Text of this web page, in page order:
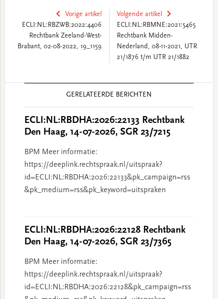
Vorige artikel
ECLI:NL:RBZWB:2022:4406
Rechtbank Zeeland-West-
Brabant, 02-08-2022, 19_1159
Volgende artikel
ECLI:NL:RBMNE:2021:5465
Rechtbank Midden-
Nederland, 08-11-2021, UTR
21/1876 t/m UTR 21/1882
GERELATEERDE BERICHTEN
ECLI:NL:RBDHA:2026:22133 Rechtbank
Den Haag, 14-07-2026, SGR 23/7215
BPM Meer informatie:
https://deeplink.rechtspraak.nl/uitspraak?
id=ECLI:NL:RBDHA:2026:22133&pk_campaign=rss
&pk_medium=rss&pk_keyword=uitspraken
ECLI:NL:RBDHA:2026:22128 Rechtbank
Den Haag, 14-07-2026, SGR 23/7365
BPM Meer informatie:
https://deeplink.rechtspraak.nl/uitspraak?
id=ECLI:NL:RBDHA:2026:22128&pk_campaign=rss